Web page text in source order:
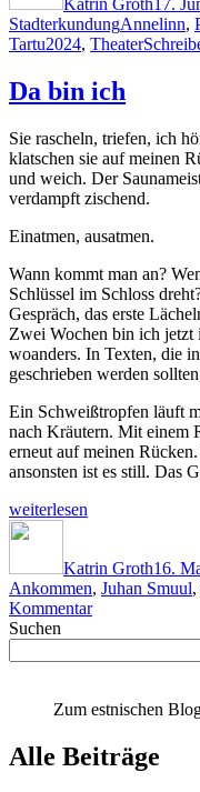
Katrin Groth17.
StadterkundungAnnelinn,
Tartu2024, Theater
Da bin ich
Sie rascheln, triefen, ich
klatschen sie auf meinen
und weich. Der
verdampft zischend.
Einatmen, ausatmen.
Wann kommt man an?
Schlüssel im Schloss
Gespräch, das erste
Zwei Wochen bin ich jetzt
woanders. In Texten, die
geschrieben werden
Ein Schweißtropfen läuft
nach Kräutern. Mit einem
erneut auf meinen
ansonsten ist es still. Das
„Da
bin
weiterlesen
Katrin Groth16.
Ankommen, Juhan Smuul,
Kommentarzu
ich
Suchen
Zum estnischen
Alle Beiträge